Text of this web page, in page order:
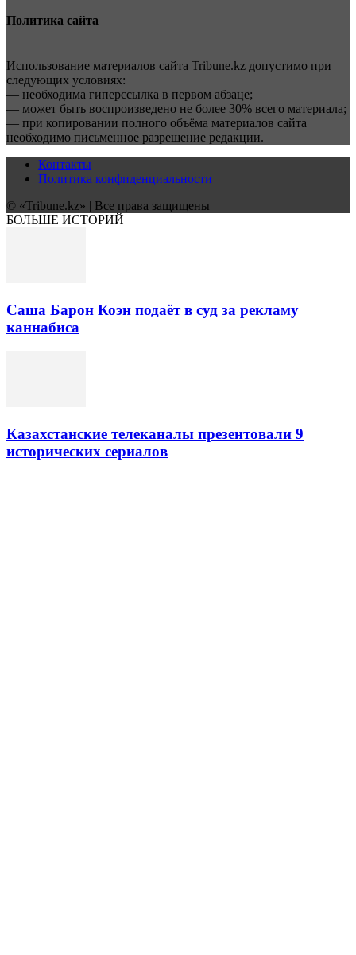
Политика сайта
Использование материалов сайта Tribune.kz допустимо при
следующих условиях:
— необходима гиперссылка в первом абзаце;
— может быть воспроизведено не более 30% всего материала;
— при копировании полного объёма материалов сайта
необходимо письменное разрешение редакции.
Контакты
Политика конфиденциальности
© «Tribune.kz» | Все права защищены
БОЛЬШЕ ИСТОРИЙ
Саша Барон Коэн подаёт в суд за рекламу
каннабиса
Казахстанские телеканалы презентовали 9
исторических сериалов